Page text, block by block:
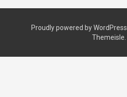
Proudly powered by WordPress
Themeisle.